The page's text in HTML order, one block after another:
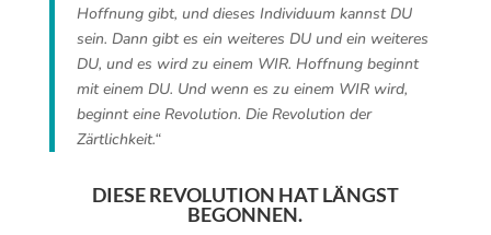
Hoffnung gibt, und dieses Individuum kannst DU
sein. Dann gibt es ein weiteres DU und ein weiteres
DU, und es wird zu einem WIR. Hoffnung beginnt
mit einem DU. Und wenn es zu einem WIR wird,
beginnt eine Revolution. Die Revolution der
Zärtlichkeit.“
DIESE REVOLUTION HAT LÄNGST
BEGONNEN.